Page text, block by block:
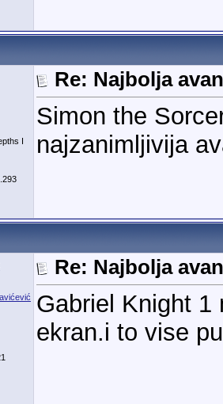
I
Re: Najbolja
Simon the
najzanimljivija
Re: Najbolja
Gabriel Knight 1
ekran.i to vise